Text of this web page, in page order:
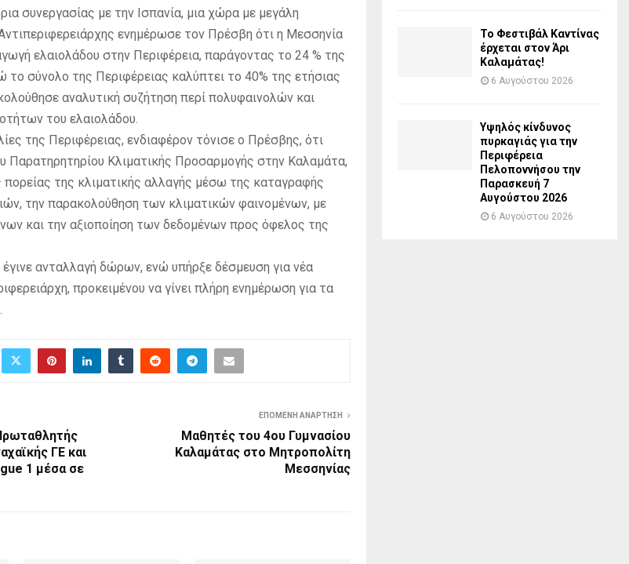
συνεργασίας με την Ισπανία, μια χώρα με μεγάλη
ενημέρωσε τον Πρέσβη ότι η Μεσσηνία
ελαιολάδου στην Περιφέρεια, παράγοντας το 24 % της
το σύνολο της Περιφέρειας καλύπτει το 40% της ετήσιας
αναλυτική συζήτηση περί πολυφαινολών και
του ελαιολάδου.
της Περιφέρειας, ενδιαφέρον τόνισε ο Πρέσβης, ότι
Παρατηρητηρίου Κλιματικής Προσαρμογής στην Καλαμάτα,
πορείας της κλιματικής αλλαγής μέσω της καταγραφής
την παρακολούθηση των κλιματικών φαινομένων, με
και την αξιοποίηση των δεδομένων προς όφελος της
ανταλλαγή δώρων, ενώ υπήρξε δέσμευση για νέα
προκειμένου να γίνει πλήρη ενημέρωση για τα
ΓΕ και
1 μέσα σε
ΕΠΌΜΕΝΗ ΑΝΆΡΤΗΣΗ
Μαθητές του 4ου Γυμνασίου
Καλαμάτας στο Μητροπολίτη
Μεσσηνίας
Το Φεστιβάλ Καντίνας
έρχεται στον Άρι
Καλαμάτας!
6 Αυγούστου 2026
Υψηλός κίνδυνος
πυρκαγιάς για την
Περιφέρεια
Πελοποννήσου την
Παρασκευή 7
Αυγούστου 2026
6 Αυγούστου 2026